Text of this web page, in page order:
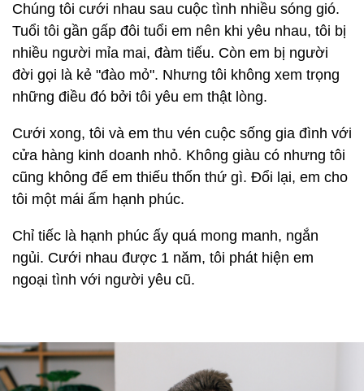
Chúng tôi cưới nhau sau cuộc tình nhiều sóng gió.
Tuổi tôi gần gấp đôi tuổi em nên khi yêu nhau, tôi bị
nhiều người mỉa mai, đàm tiếu. Còn em bị người
đời gọi là kẻ "đào mỏ". Nhưng tôi không xem trọng
những điều đó bởi tôi yêu em thật lòng.
Cưới xong, tôi và em thu vén cuộc sống gia đình với
cửa hàng kinh doanh nhỏ. Không giàu có nhưng tôi
cũng không để em thiếu thốn thứ gì. Đổi lại, em cho
tôi một mái ấm hạnh phúc.
Chỉ tiếc là hạnh phúc ấy quá mong manh, ngắn
ngủi. Cưới nhau được 1 năm, tôi phát hiện em
ngoại tình với người yêu cũ.